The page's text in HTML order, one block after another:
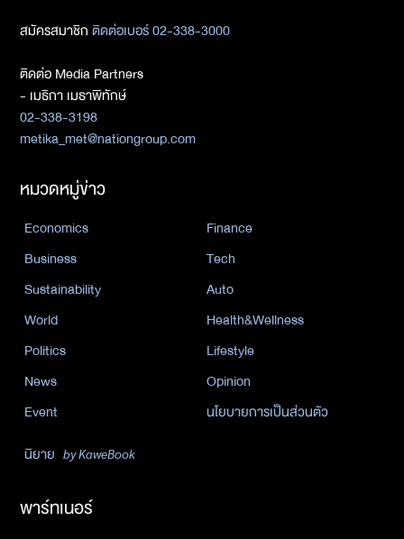
สมัครสมาชิกติดต่อเบอร์ 02-338-3000
ติดต่อ Media Partners
- เมธิกา เมธาพิทักษ์
02-338-3198
metika_met@nationgroup.com
หมวดหมู่ข่าว
Economics
Finance
Business
Tech
Sustainability
Auto
World
Health&Wellness
Politics
Lifestyle
News
Opinion
Event
นโยบายการเป็นส่วนตัว
นิยาย by KaweBook
พาร์ทเนอร์